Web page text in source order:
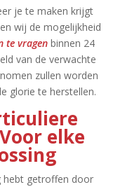
je te maken krijgt
wij de mogelijkheid
te vragenbinnen 24
van de verwachte
zullen worden
glorie te herstellen.​
elke
hebt getroffen door